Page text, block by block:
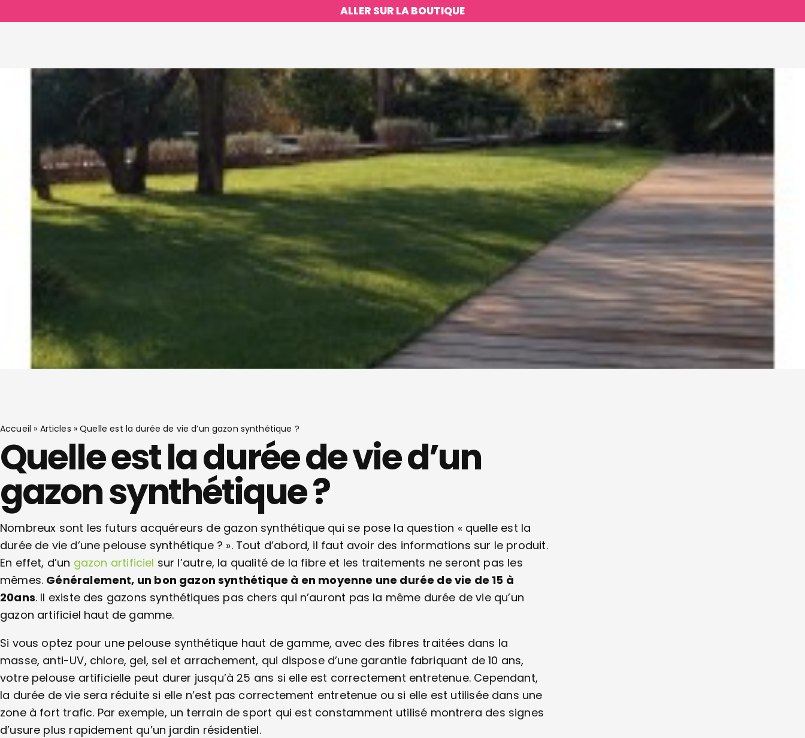
ALLER SUR LA BOUTIQUE
Accueil » Articles »Quelle est la durée de vie d’un gazon synthétique ?
Quelle est la durée de vie d’un
gazon synthétique ?
Nombreux sont les futurs acquéreurs de gazon synthétique qui se pose la question « quelle est la
durée de vie d’une pelouse synthétique ? ». Tout d’abord, il faut avoir des informations sur le produit.
En effet, d’un gazon artificiel sur l’autre, la qualité de la fibre et les traitements ne seront pas les
mêmes. Généralement, un bon gazon synthétique à en moyenne une durée de vie de 15 à
20ans. Il existe des gazons synthétiques pas chers qui n’auront pas la même durée de vie qu’un
gazon artificiel haut de gamme.
Si vous optez pour une pelouse synthétique haut de gamme, avec des fibres traitées dans la
masse, anti-UV, chlore, gel, sel et arrachement, qui dispose d’une garantie fabriquant de 10 ans,
votre pelouse artificielle peut durer jusqu’à 25 ans si elle est correctement entretenue. Cependant,
la durée de vie sera réduite si elle n’est pas correctement entretenue ou si elle est utilisée dans une
zone à fort trafic. Par exemple, un terrain de sport qui est constamment utilisé montrera des signes
d’usure plus rapidement qu’un jardin résidentiel.